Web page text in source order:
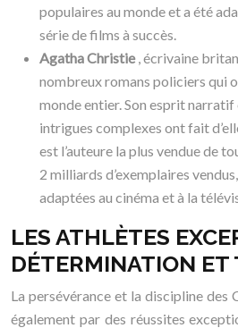
populaires au monde et a été
série de films à succès.
Agatha Christie, écrivaine
nombreux romans policiers qui
monde entier. Son esprit narratif
intrigues complexes ont fait
est l’auteure la plus vendue de
2 milliards d’exemplaires
adaptées au cinéma et à la
LES ATHLÈTES
DÉTERMINATION ET
La persévérance et la discipline des
également par des réussites